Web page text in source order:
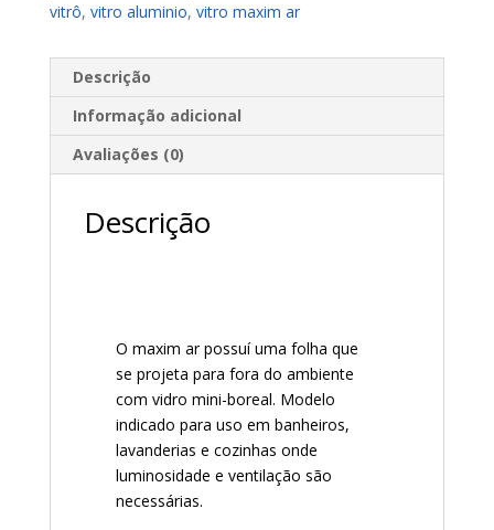
vitrô, vitro aluminio, vitro maxim ar
Descrição
Informação adicional
Avaliações (0)
Descrição
O maxim ar possuí uma folha que
se projeta para fora do ambiente
com vidro mini-boreal. Modelo
indicado para uso em banheiros,
lavanderias e cozinhas onde
luminosidade e ventilação são
necessárias.